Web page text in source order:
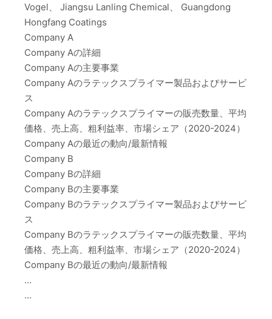
Vogel、 Jiangsu Lanling Chemical、 Guangdong
Hongfang Coatings
Company A
Company Aの詳細
Company Aの主要事業
Company Aのラテックスプライマー製品およびサービ
ス
Company Aのラテックスプライマーの販売数量、平均
価格、売上高、粗利益率、市場シェア（2020-2024）
Company Aの最近の動向/最新情報
Company B
Company Bの詳細
Company Bの主要事業
Company Bのラテックスプライマー製品およびサービ
ス
Company Bのラテックスプライマーの販売数量、平均
価格、売上高、粗利益率、市場シェア（2020-2024）
Company Bの最近の動向/最新情報
…
…